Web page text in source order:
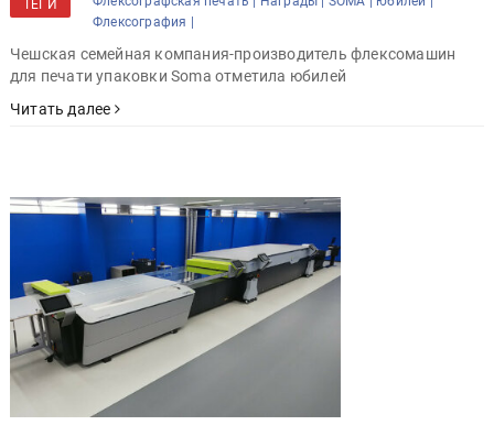
ТЕГИ
Флексография |
Чешская семейная компания-производитель флексомашин
для печати упаковки Soma отметила юбилей
Читать далее